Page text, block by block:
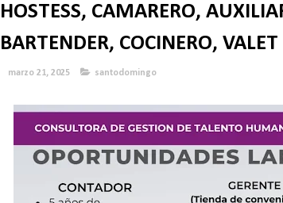
HOSTESS, CAMARERO,
BARTENDER, COCINERO,
marzo 21, 2025 santodomingo